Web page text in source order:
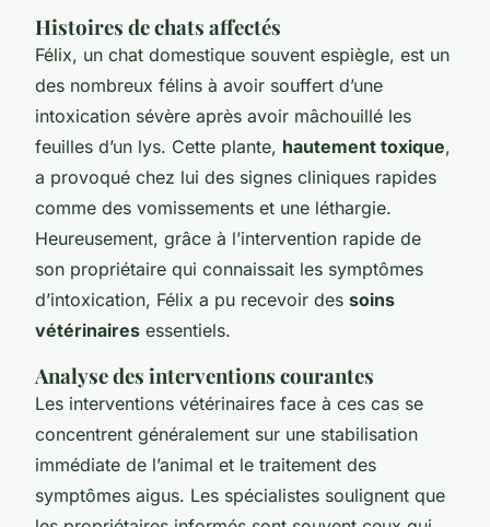
Histoires de chats affectés
Félix, un chat domestique souvent espiègle, est un
des nombreux félins à avoir souffert d’une
intoxication sévère après avoir mâchouillé les
feuilles d’un lys. Cette plante, hautement toxique,
a provoqué chez lui des signes cliniques rapides
comme des vomissements et une léthargie.
Heureusement, grâce à l’intervention rapide de
son propriétaire qui connaissait les symptômes
d’intoxication, Félix a pu recevoir des soins
vétérinaires essentiels.
Analyse des interventions courantes
Les interventions vétérinaires face à ces cas se
concentrent généralement sur une stabilisation
immédiate de l’animal et le traitement des
symptômes aigus. Les spécialistes soulignent que